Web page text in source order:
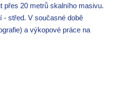
přes 20 metrů skalního masivu.
- střed. V současné době
a výkopové práce na